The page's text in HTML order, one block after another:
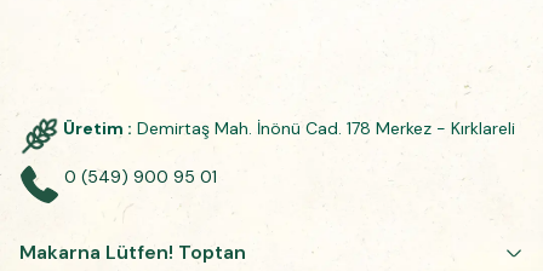
Üretim : Demirtaş Mah. İnönü Cad. 178 Merkez - Kırklareli
0 (549) 900 95 01
Makarna Lütfen! Toptan